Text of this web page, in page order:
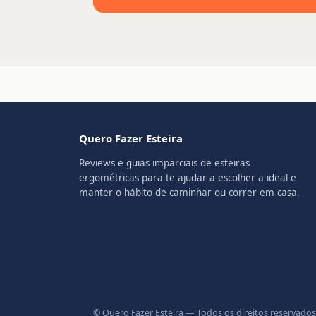
Quero Fazer Esteira
Reviews e guias imparciais de esteiras
ergométricas para te ajudar a escolher a ideal e
manter o hábito de caminhar ou correr em casa.
© Quero Fazer Esteira — Todos os direitos